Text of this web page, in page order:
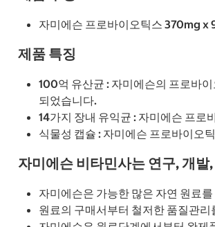
자미에슨 프로바이오틱스 370mg x
제품 특징
100억 유산균 : 자미에슨의 프로바
되었습니다.
14가지 장내 유익균 : 자미에슨 프로
식물성 캡슐 : 자미에슨 프로바이오
자미에슨 비타민사는 연구, 개
자미에슨은 가능한 많은 자연 원료
원료의 구매서부터 철저한 품질관